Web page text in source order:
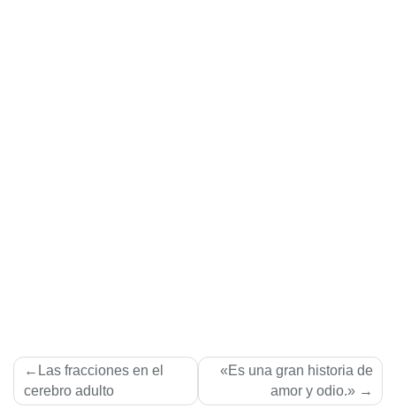
Navegación
de
Las fracciones en el
cerebro adulto
«Es una gran historia de
amor y odio.»